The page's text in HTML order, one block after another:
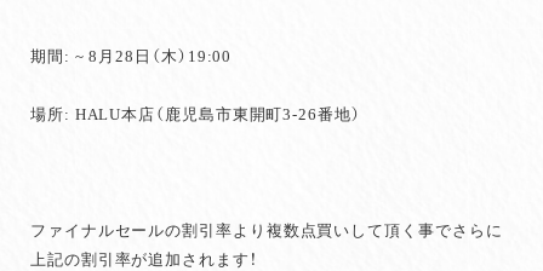
期間: ~ 8月28日（木）19:00
場所: HALU本店（鹿児島市東開町3-26番地）
ファイナルセールの割引率より複数点買いして頂く事でさらに
上記の割引率が追加されます！